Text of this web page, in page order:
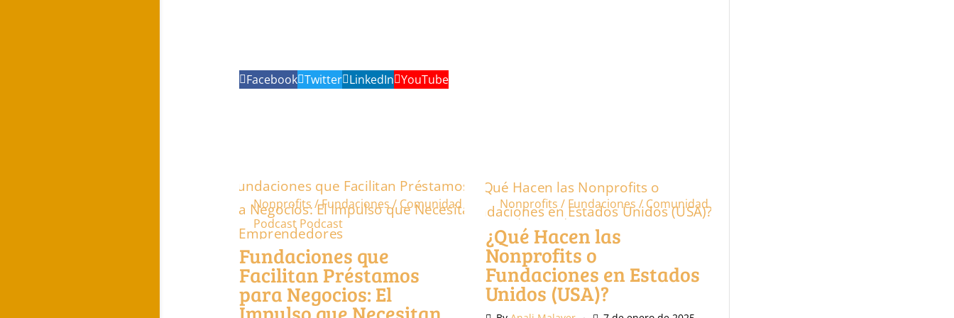
Facebook Twitter LinkedIn YouTube
Nonprofits / Fundaciones / Comunidad
Podcast Podcast
Fundaciones que
Facilitan Préstamos
para Negocios: El
Nonprofits / Fundaciones / Comunidad
Podcast
Podcast
¿Qué Hacen las
Nonprofits o
Fundaciones en Estados
Unidos (USA)?